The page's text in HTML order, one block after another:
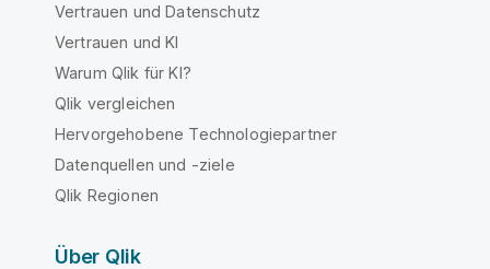
Vertrauen und Datenschutz
Vertrauen und KI
Warum Qlik für KI?
Qlik vergleichen
Hervorgehobene Technologiepartner
Datenquellen und -ziele
Qlik Regionen
Über Qlik